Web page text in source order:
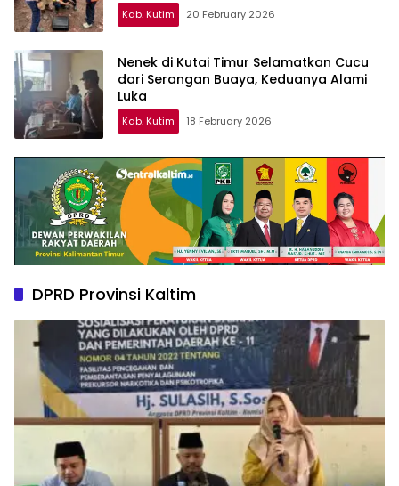
Kab. Kutim 20 February 2026
Nenek di Kutai Timur Selamatkan Cucu
dari Serangan Buaya, Keduanya Alami
Luka
Kab. Kutim 18 February 2026
DPRD Provinsi Kaltim